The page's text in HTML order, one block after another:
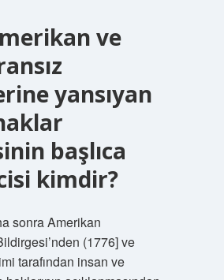
ve
yansıyan
başlıca
kimdir?
sonra Amerikan
(1776] ve
tarafından insan ve